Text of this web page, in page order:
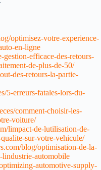
optimisez-votre-experience-
en-ligne
efficace-des-retours-
de-plus-de-50/
des-retours-la-partie-
5-erreurs-fatales-lors-du-
comment-choisir-les-
voiture/
limpact-de-lutilisation-de-
sur-votre-vehicule/
blog/optimisation-de-la-
lindustrie-automobile
automotive-supply-